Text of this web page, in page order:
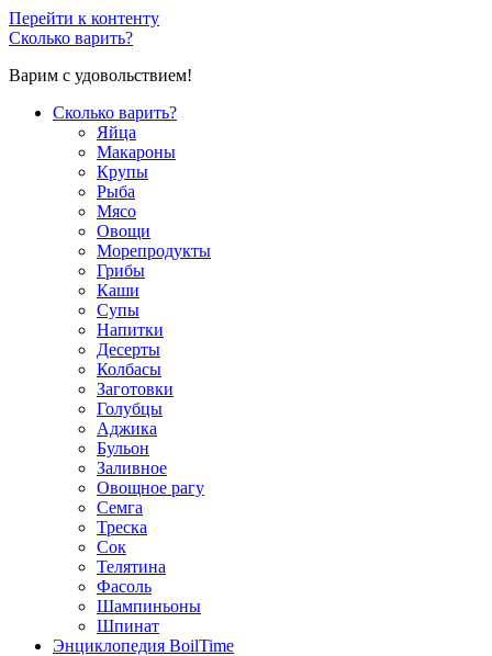
Перейти к контенту
Сколько варить?
Варим с удовольствием!
Сколько варить?
Яйца
Макароны
Крупы
Рыба
Мясо
Овощи
Морепродукты
Грибы
Каши
Супы
Напитки
Десерты
Колбасы
Заготовки
Голубцы
Аджика
Бульон
Заливное
Овощное рагу
Семга
Треска
Сок
Телятина
Фасоль
Шампиньоны
Шпинат
Энциклопедия BoilTime